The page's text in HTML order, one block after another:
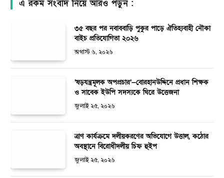
এ রকম সংবাদ নিয়ে আরও পড়ুন :
৩৫ বছর পর নবাববাড়ি পুকুর পাড়ে ঐতিহ্যবাহী নৌকা
বাইচ প্রতিযোগিতা ২০২৬
অগাস্ট ৬, ২০২৬
‘ষড়যন্ত্রমূলক অপপ্রচার’—বোরহানউদ্দিনে প্রধান শিক্ষক
ও সাবেক ইউপি সদস্যকে ঘিরে উত্তেজনা
জুলাই ২৫, ২০২৬
ত্রাণ কার্যক্রমে দলীয়করণের অভিযোগে উত্তাল, কঠোর
অবস্থানে বিরোধীদলীয় চিফ হুইপ
জুলাই ২৫, ২০২৬